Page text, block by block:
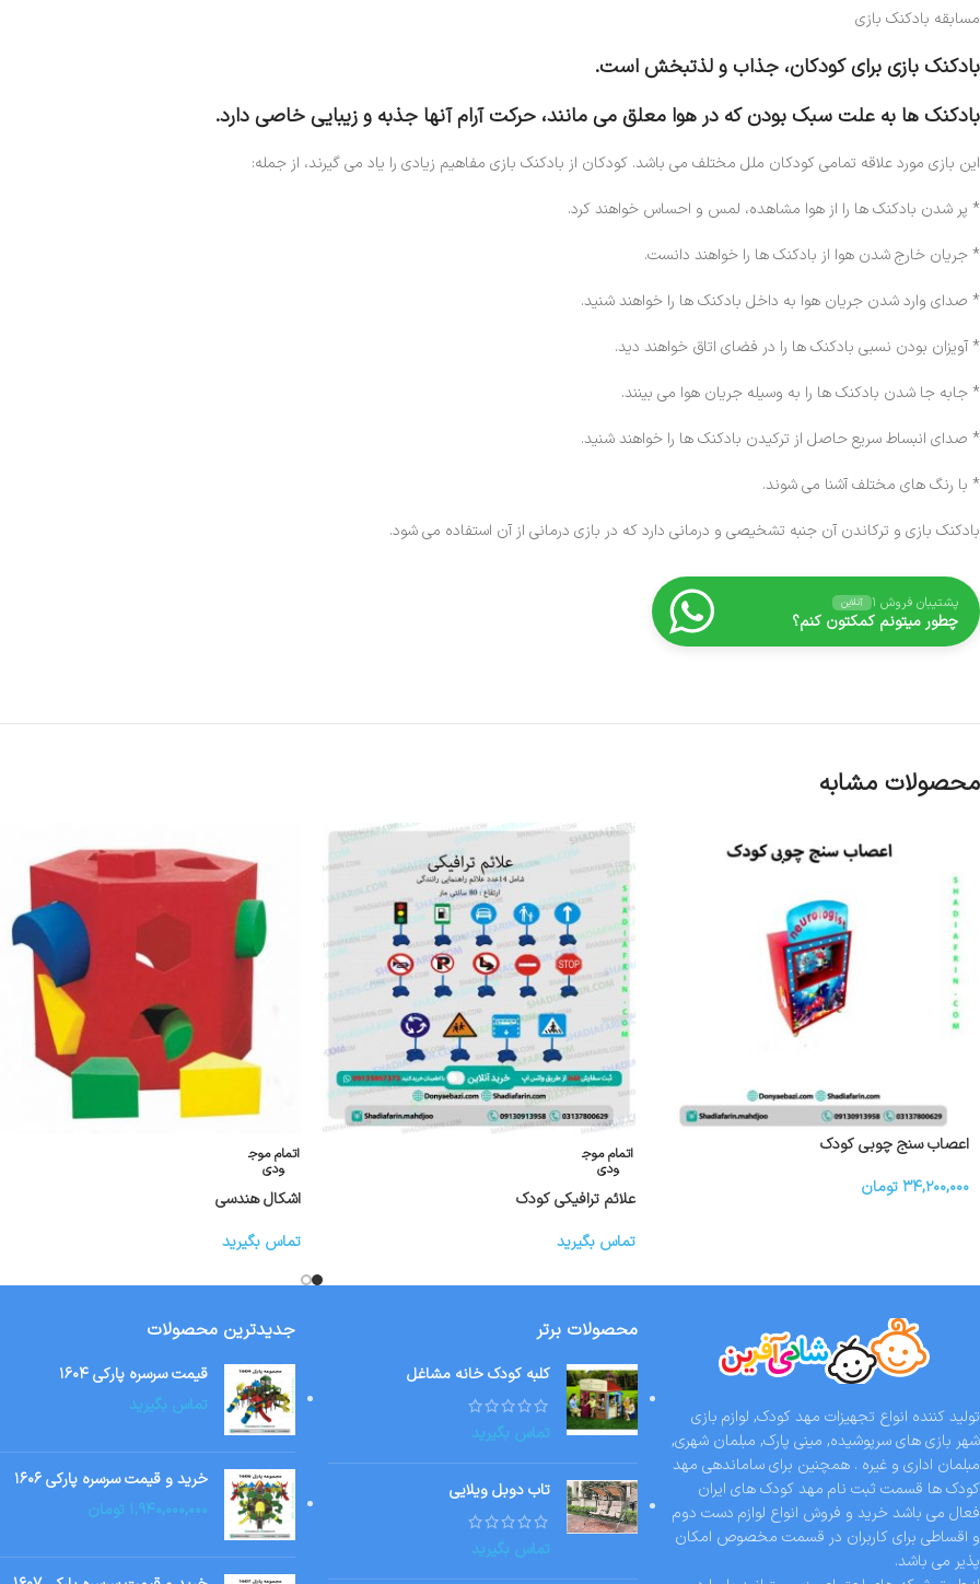
مسابقه بادکنک بازی
بادکنک بازی برای کودکان، جذاب و لذتبخش است.
بادکنک ها به علت سبک بودن که در هوا معلق می مانند، حرکت آرام آنها جذبه و زیبایی خاصی دارد.
این بازی مورد علاقه تمامی کودکان ملل مختلف می باشد. کودکان از بادکنک بازی مفاهیم زیادی را یاد می گیرند، از جمله:
* پر شدن بادکنک ها را از هوا مشاهده، لمس و احساس خواهند کرد.
* جریان خارج شدن هوا از بادکنک ها را خواهند دانست.
* صدای وارد شدن جریان هوا به داخل بادکنک ها را خواهند شنید.
* آویزان بودن نسبی بادکنک ها را در فضای اتاق خواهند دید.
* جابه جا شدن بادکنک ها را به وسیله جریان هوا می بینند.
* صدای انبساط سریع حاصل از ترکیدن بادکنک ها را خواهند شنید.
* با رنگ های مختلف آشنا می شوند.
بادکنک بازی و ترکاندن آن جنبه تشخیصی و درمانی دارد که در بازی درمانی از آن استفاده می شود.
پشتیبان فروش ۱ آنلاین
چطور میتونم کمکتون کنم؟
محصولات مشابه
اعصاب سنج چوبی کودک
۳۴,۲۰۰,۰۰۰ تومان
اتمام موج
ودی
علائم ترافیکی کودک
تماس بگیرید
اتمام موج
ودی
اشکال هندسی
تماس بگیرید
تولید کننده انواع تجهیزات مهد کودک, لوازم بازی
شهر بازی های سرپوشیده, مینی پارک, مبلمان شهری,
مبلمان اداری و غیره . همچنین برای ساماندهی مهد
کودک ها قسمت ثبت نام مهد کودک های ایران
فعال می باشد خرید و فروش انواع لوازم دست دوم
و اقساطی برای کاربران در قسمت مخصوص امکان
پذیر می باشد.
محصولات برتر
کلبه کودک خانه مشاغل
تماس بگیرید
تاب دوبل ویلایی
تماس بگیرید
جدیدترین محصولات
قیمت سرسره پارکی ۱۶۰۴
تماس بگیرید
خرید و قیمت سرسره پارکی ۱۶۰۶
۱,۹۴۰,۰۰۰,۰۰۰ تومان